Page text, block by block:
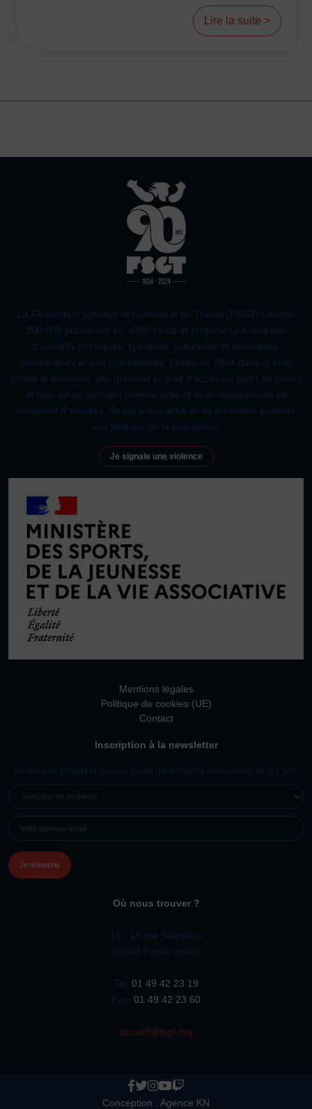
Lire la suite >
La Fédération Sportive et Gymnique du Travail (FSGT) compte
200 000 pratiquant·es, 4200 clubs et propose une centaine
d’activités physiques, sportives, culturelles et artistiques,
compétitives et non compétitives. Créée en 1934 dans la lutte
contre le fascisme, elle promeut le droit d’accès au sport de toutes
et tous en se donnant comme objectif le développement de
contenus d’activités, de vie associative et de formation adaptés
aux besoins de la population.
Je signale une violence
Mentions légales
Politique de cookies (UE)
Contact
Inscription à la newsletter
Restons en contact et recevez toutes les dernières informations de la FSGT
UN
(NÉCESSAIRE)
MAIL
Où nous trouver ?
14 - 16 rue Scandicci
93508 Pantin cedex
Tel: 01 49 42 23 19
Fax: 01 49 42 23 60
accueil@fsgt.org
Conception : Agence KN